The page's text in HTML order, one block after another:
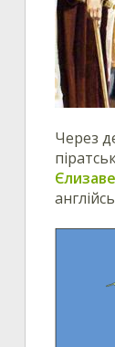
Через